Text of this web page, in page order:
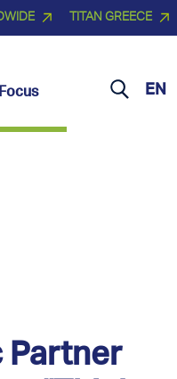
TITAN GREECE
EN
Partner